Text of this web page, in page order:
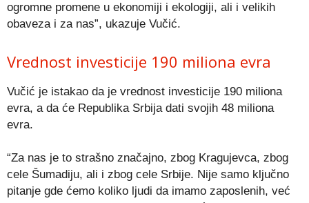
ogromne promene u ekonomiji i ekologiji, ali i velikih
obaveza i za nas”, ukazuje Vučić.
Vrednost investicije 190 miliona evra
Vučić je istakao da je vrednost investicije 190 miliona
evra, a da će Republika Srbija dati svojih 48 miliona
evra.
“Za nas je to strašno značajno, zbog Kragujevca, zbog
cele Šumadiju, ali i zbog cele Srbije. Nije samo ključno
pitanje gde ćemo koliko ljudi da imamo zaposlenih, već